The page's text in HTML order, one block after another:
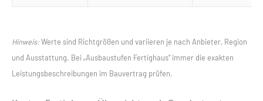
Hinweis:Werte sind Richtgrößen und variieren je nach Anbieter, Region
und Ausstattung. Bei „Ausbaustufen Fertighaus“ immer die exakten
Leistungsbeschreibungen im Bauvertrag prüfen.